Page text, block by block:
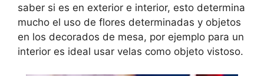
saber si es en exterior e interior, esto determina
mucho el uso de flores determinadas y objetos
en los decorados de mesa, por ejemplo para un
interior es ideal usar velas como objeto vistoso.